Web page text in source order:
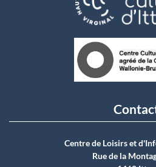
Centre de Loisirs et
Rue de la